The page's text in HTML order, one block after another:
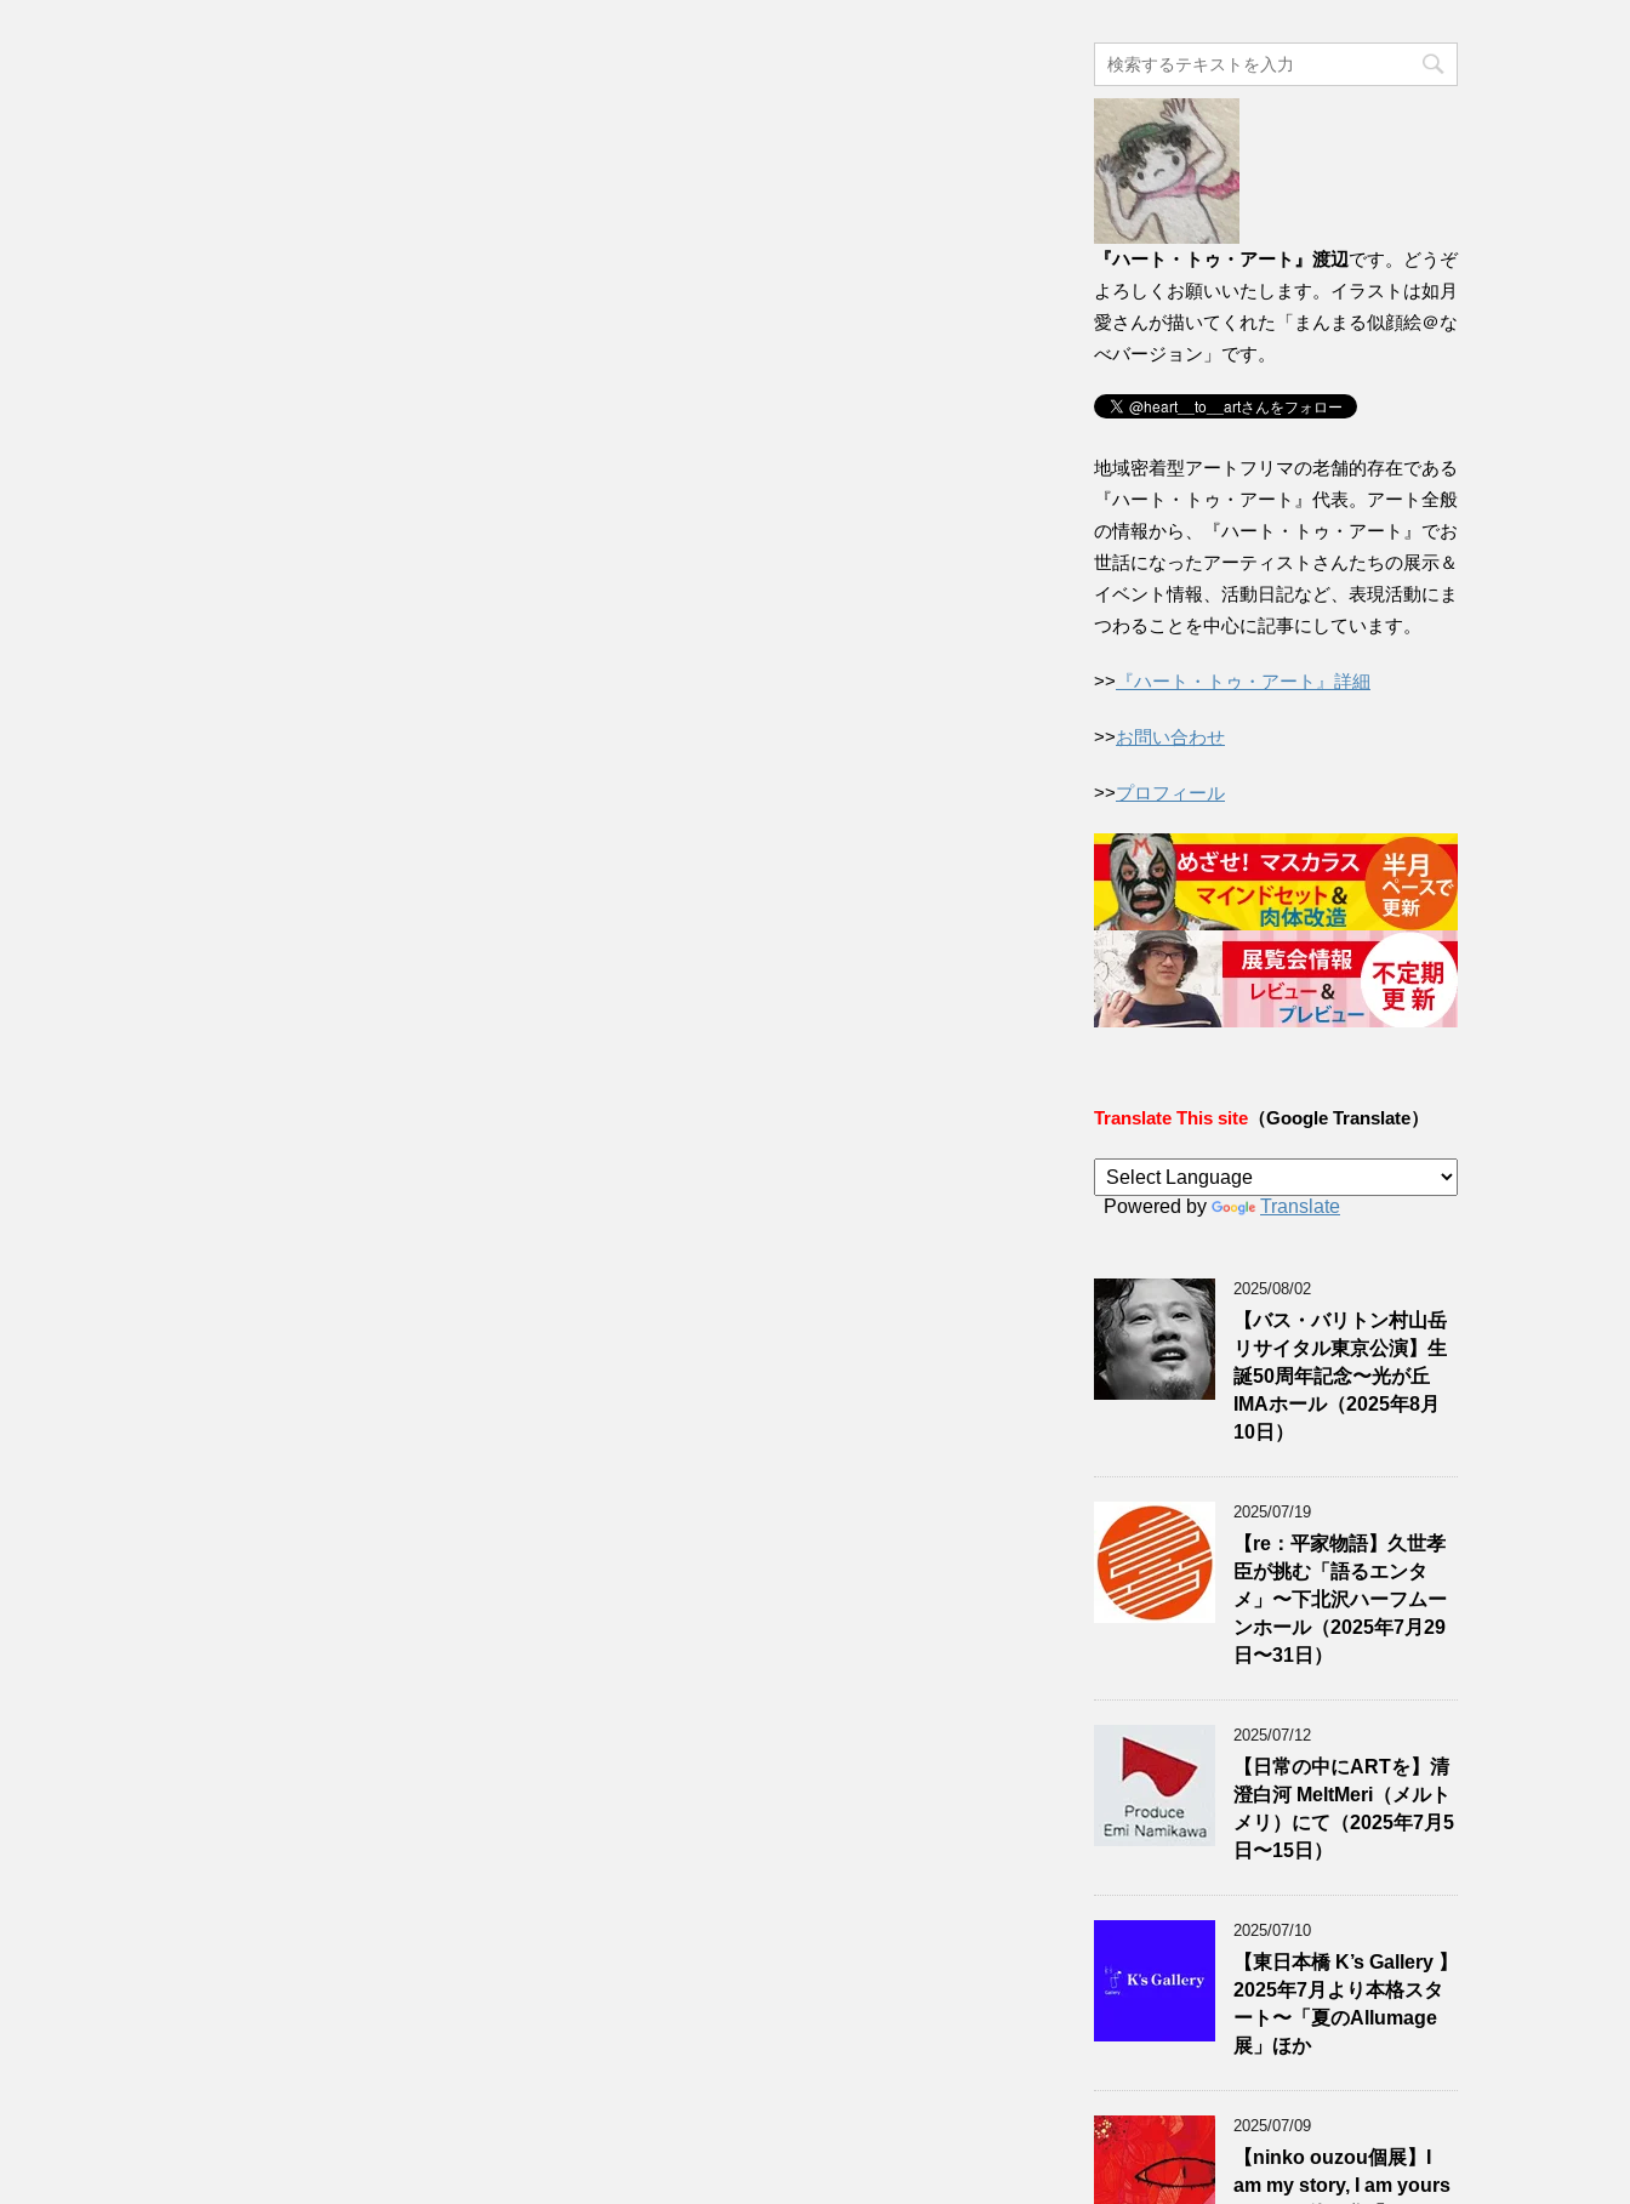
『ハート・トゥ・アート』渡辺です。どうぞ
よろしくお願いいたします。イラストは如月
愛さんが描いてくれた「まんまる似顔絵＠な
べバージョン」です。
地域密着型アートフリマの老舗的存在である
『ハート・トゥ・アート』代表。アート全般
の情報から、『ハート・トゥ・アート』でお
世話になったアーティストさんたちの展示＆
イベント情報、活動日記など、表現活動にま
つわることを中心に記事にしています。
>> 『ハート・トゥ・アート』詳細
>>お問い合わせ
>>プロフィール
Translate This site （Google Translate）
Powered by Translate
2025/08/02
【バス・バリトン村山岳
リサイタル東京公演】生
誕50周年記念〜光が丘
IMAホール（2025年8月
10日）
2025/07/19
【re：平家物語】久世孝
臣が挑む「語るエンタ
メ」〜下北沢ハーフムー
ンホール（2025年7月29
日〜31日）
2025/07/12
【日常の中にARTを】清
澄白河 MeltMeri（メルト
メリ）にて（2025年7月5
日〜15日）
2025/07/10
【東日本橋 K’s Gallery 】
2025年7月より本格スタ
ート〜「夏のAllumage
展」ほか
2025/07/09
【ninko ouzou個展】I
am my story, I am yours